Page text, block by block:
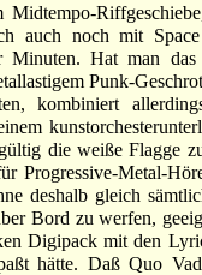
auch noch mit
Hat man das
Punk-
kombiniert
die weiße Flagge
Progressive-Metal-
deshalb gleich
Bord zu werfen,
Digipack mit den
hätte. Daß Quo